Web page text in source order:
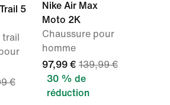
5
€
Nike Air Max
Moto 2K
Chaussure pour
homme
97,99 € 139,99 €
30 % de
réduction